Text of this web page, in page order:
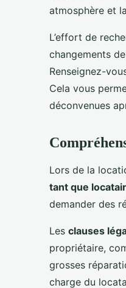
atmosphère et
L’effort de
changements
Renseignez-
Cela vous
déconvenues
Lors de la
tant que
demander des
Les clauses
propriétaire,
grosses
charge du